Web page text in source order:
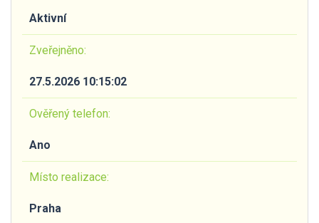
Aktivní
Zveřejněno:
27.5.2026 10:15:02
Ověřený telefon:
Ano
Místo realizace:
Praha